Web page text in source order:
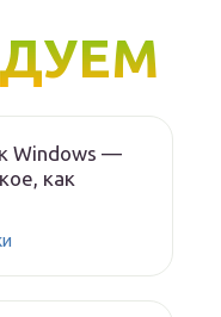
Windows —
как